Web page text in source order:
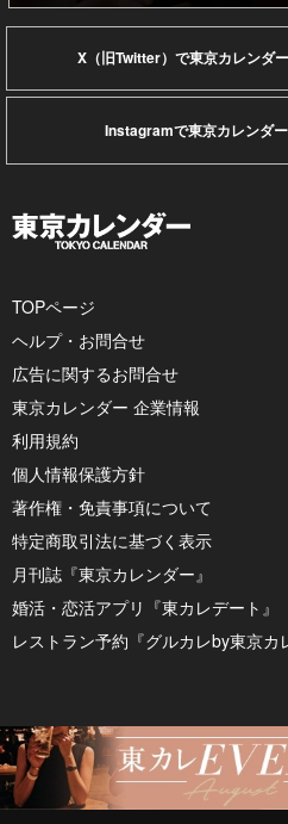
X（旧Twitter）で東京カレンダ
Instagramで東京カレンダ
TOPページ
ヘルプ・お問合せ
広告に関するお問合せ
東京カレンダー 企業情報
利用規約
個人情報保護方針
著作権・免責事項について
特定商取引法に基づく表示
月刊誌『東京カレンダー』
婚活・恋活アプリ『東カレデート』
レストラン予約『グルカレby東京カ
©